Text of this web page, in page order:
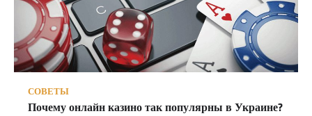
СОВЕТЫ
Почему онлайн казино так популярны в Украине?